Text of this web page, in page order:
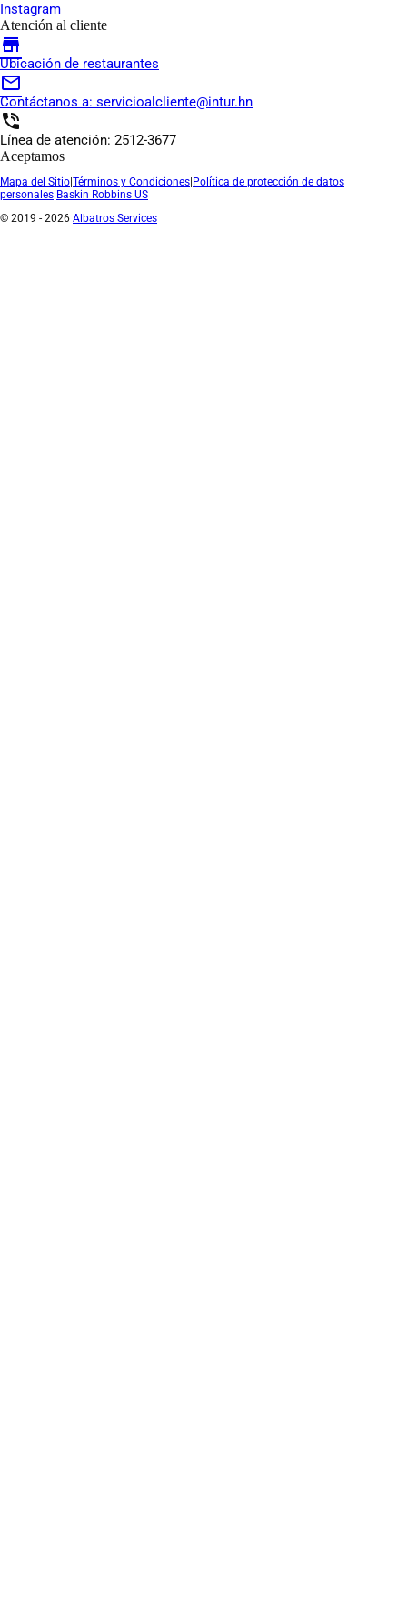
Instagram
Atención al cliente
store
Ubicación de restaurantes
mail_outline
Contáctanos a: servicioalcliente@intur.hn
phone_in_talk
Línea de atención: 2512-3677
Aceptamos
Mapa del Sitio Términos y Condiciones Política de protección de datos
personales Baskin Robbins US
© 2019 - 2026 Albatros Services